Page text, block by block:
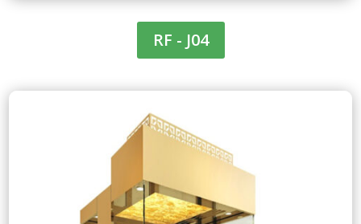
RF - J04